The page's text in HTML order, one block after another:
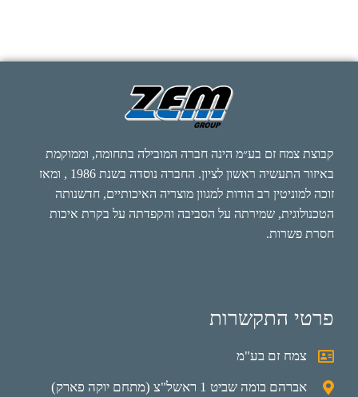
קבוצת צמח זם בע״מ הינה חברה המובילה בתחומה, וממוקמת
באיזור התעשיה ראשון לציון. החברה נוסדה בשנת 1986 , ומאז
זוכה למוניטין רב הודות למגוון מוצריה האיכותיים, חדשנותה
הטכנולוגית, שמירתה על הסביבה והקפדתה על בקרת איכות
חסרת פשרות.
פרטי התקשרות
צמח זם בע"מ
אברהם בומה שביט 1 ראשל"צ (מתחם יוקה פארק)